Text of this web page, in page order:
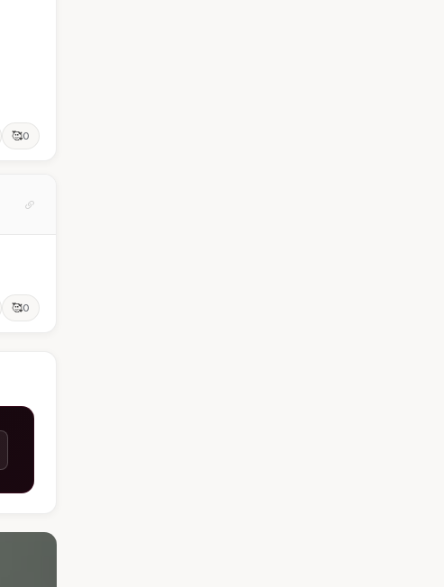
🥰0
🥰0